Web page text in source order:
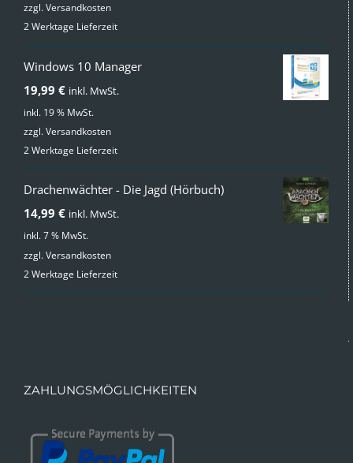
zzgl.Versandkosten
2 Werktage Lieferzeit
Windows 10 Manager
19,99 € inkl. MwSt.
inkl. 19 % MwSt.
zzgl.Versandkosten
2 Werktage Lieferzeit
Drachenwächter - Die Jagd (Hörbuch)
14,99 € inkl. MwSt.
inkl. 7 % MwSt.
zzgl.Versandkosten
2 Werktage Lieferzeit
ZAHLUNGSMÖGLICHKEITEN